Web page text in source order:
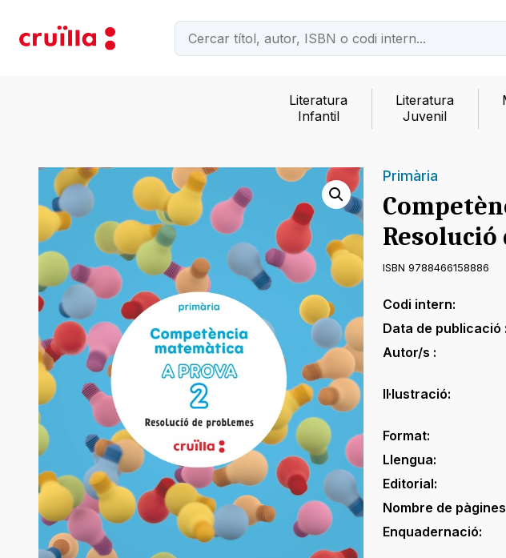
Literatura
Infantil
Literatura
Juvenil
Primària
ISBN 9788466158886
Codi intern:
Data de publicació :
Autor/s :
Il·lustració:
Format:
Llengua:
Editorial:
Nombre de
Enquadernació: